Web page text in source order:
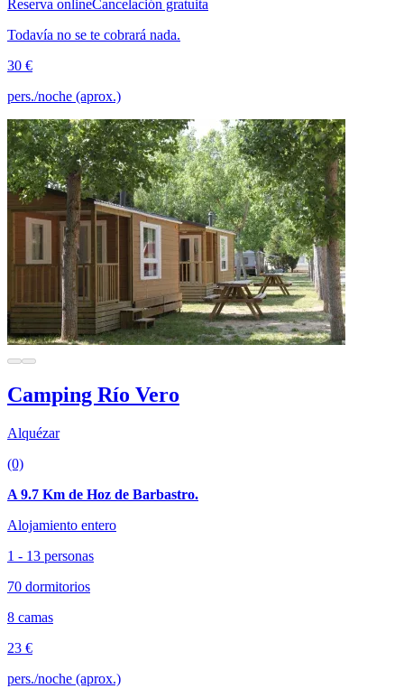
Reserva onlineCancelación gratuita
Todavía no se te cobrará nada.
30 €
pers./noche (aprox.)
Camping Río Vero
Alquézar
(0)
A 9.7 Km de Hoz de Barbastro.
Alojamiento entero
1 - 13 personas
70 dormitorios
8 camas
23 €
pers./noche (aprox.)